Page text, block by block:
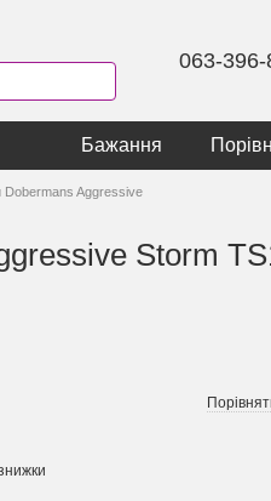
063-
Бажання
Aggressive
Storm